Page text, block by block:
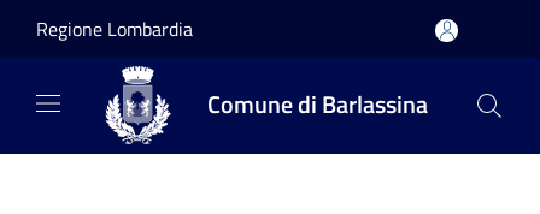
Regione Lombardia
Comune di Barlassina